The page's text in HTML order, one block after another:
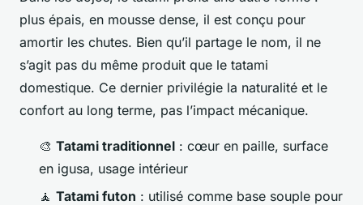
plus épais, en mousse dense, il est conçu pour
amortir les chutes. Bien qu’il partage le nom, il ne
s’agit pas du même produit que le tatami
domestique. Ce dernier privilégie la naturalité et le
confort au long terme, pas l’impact mécanique.
🎨 Tatami traditionnel : cœur en paille, surface
en igusa, usage intérieur
🧘 Tatami futon : utilisé comme base souple pour